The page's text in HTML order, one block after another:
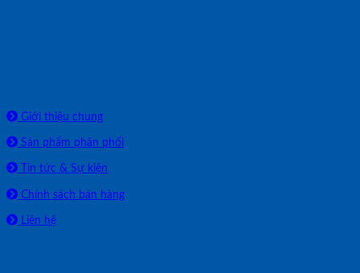
Giới thiệu chung
Sản phẩm phân phối
Tin tức & Sự kiện
Chính sách bán hàng
Liên hệ